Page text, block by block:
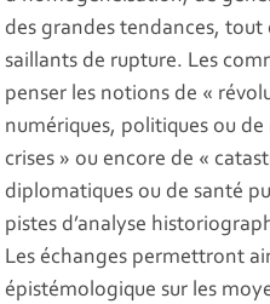
des grandes tendances,
saillants de rupture. Les
penser les notions de «
numériques, politiques ou
crises » ou encore de «
diplomatiques ou de santé
pistes d’analyse
Les échanges permettront
épistémologique sur les